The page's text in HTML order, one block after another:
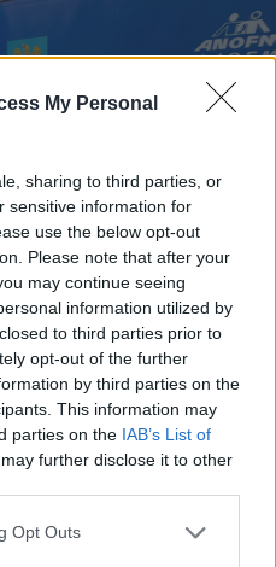
My Personal
sharing to third parties, or
sensitive information for
use the below opt-out
Please note that after your
may continue seeing
information utilized by
to third parties prior to
opt-out of the further
by third parties on the
This information may
parties on the IAB’s List of
further disclose it to other
Opt Outs
állás a
börze